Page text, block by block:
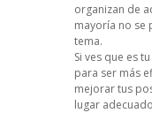
organizan de
mayoría no se
tema.
Si ves que es
para ser más
mejorar tus
lugar